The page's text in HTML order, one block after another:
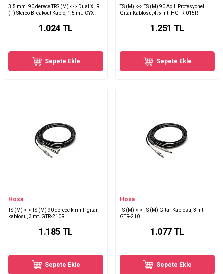
3.5 mm. 90 derece TRS (M) <-> Dual XLR
(F) Stereo Breakout Kablo, 1.5 mt.-CYX-
1.024 TL
Sepete Ekle
TS (M) <-> TS (M) 90 Açılı Profesyonel
Gitar Kablosu, 4.5 mt. HGTR-015R
1.251 TL
Sepete Ekle
Hosa
TS (M) <-> TS (M) 90 derece kırımlı gitar
kablosu, 3 mt. GTR-210R
1.185 TL
Sepete Ekle
Hosa
TS (M) <-> TS (M) Gitar Kablosu, 3 mt.
GTR-210
1.077 TL
Sepete Ekle